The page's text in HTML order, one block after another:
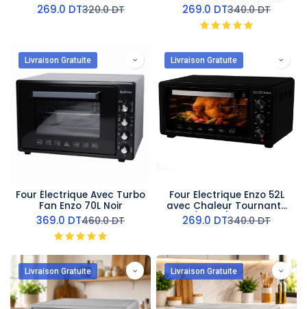
269.0 DT320.0DT
Tournante - Gris
269.0 DT340.0DT
Livraison Gratuite
Four Électrique Avec Turbo
Fan Enzo 70L Noir
369.0 DT460.0DT
Livraison Gratuite
Four Electrique Enzo 52L
avec Chaleur Tournante
(Turbo) - Noir
269.0 DT340.0DT
Livraison Gratuite Livraison Gratuite